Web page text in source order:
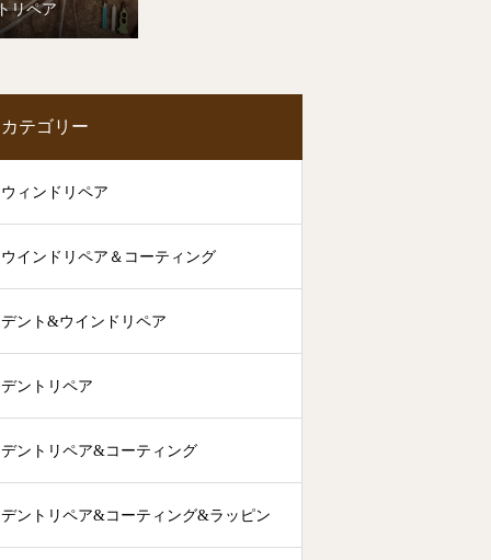
リペア
カテゴリー
ウィンドリペア
ウインドリペア＆コーティング
デント&ウインドリペア
デントリペア
デントリペア&コーティング
デントリペア&コーティング&ラッピン